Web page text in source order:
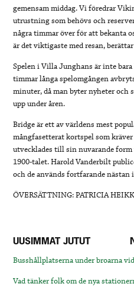
gemensam middag. Vi föredrar
utrustning som behövs och
några timmar över för att bekanta
är det viktigaste med resan,
Spelen i Villa Junghans är inte
timmar långa spelomgången
minuter, då man byter nyheter och
upp under åren.
Bridge är ett av världens mest
mångfasetterat kortspel som
utvecklades till sin nuvarande
1900-talet. Harold Vanderbilt
och de används fortfarande nästan
ÖVERSÄTTNING: PATRICIA
UUSIMMAT JUTUT
Busshållplatserna under broarna
Vad tänker folk om de nya